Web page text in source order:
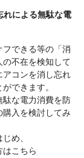
れによる無駄な電
できる等の「消
の不在を検知して
アコンを消し忘れ
できます。
駄な電力消費を防
購入を検討してみ
め、
こちら